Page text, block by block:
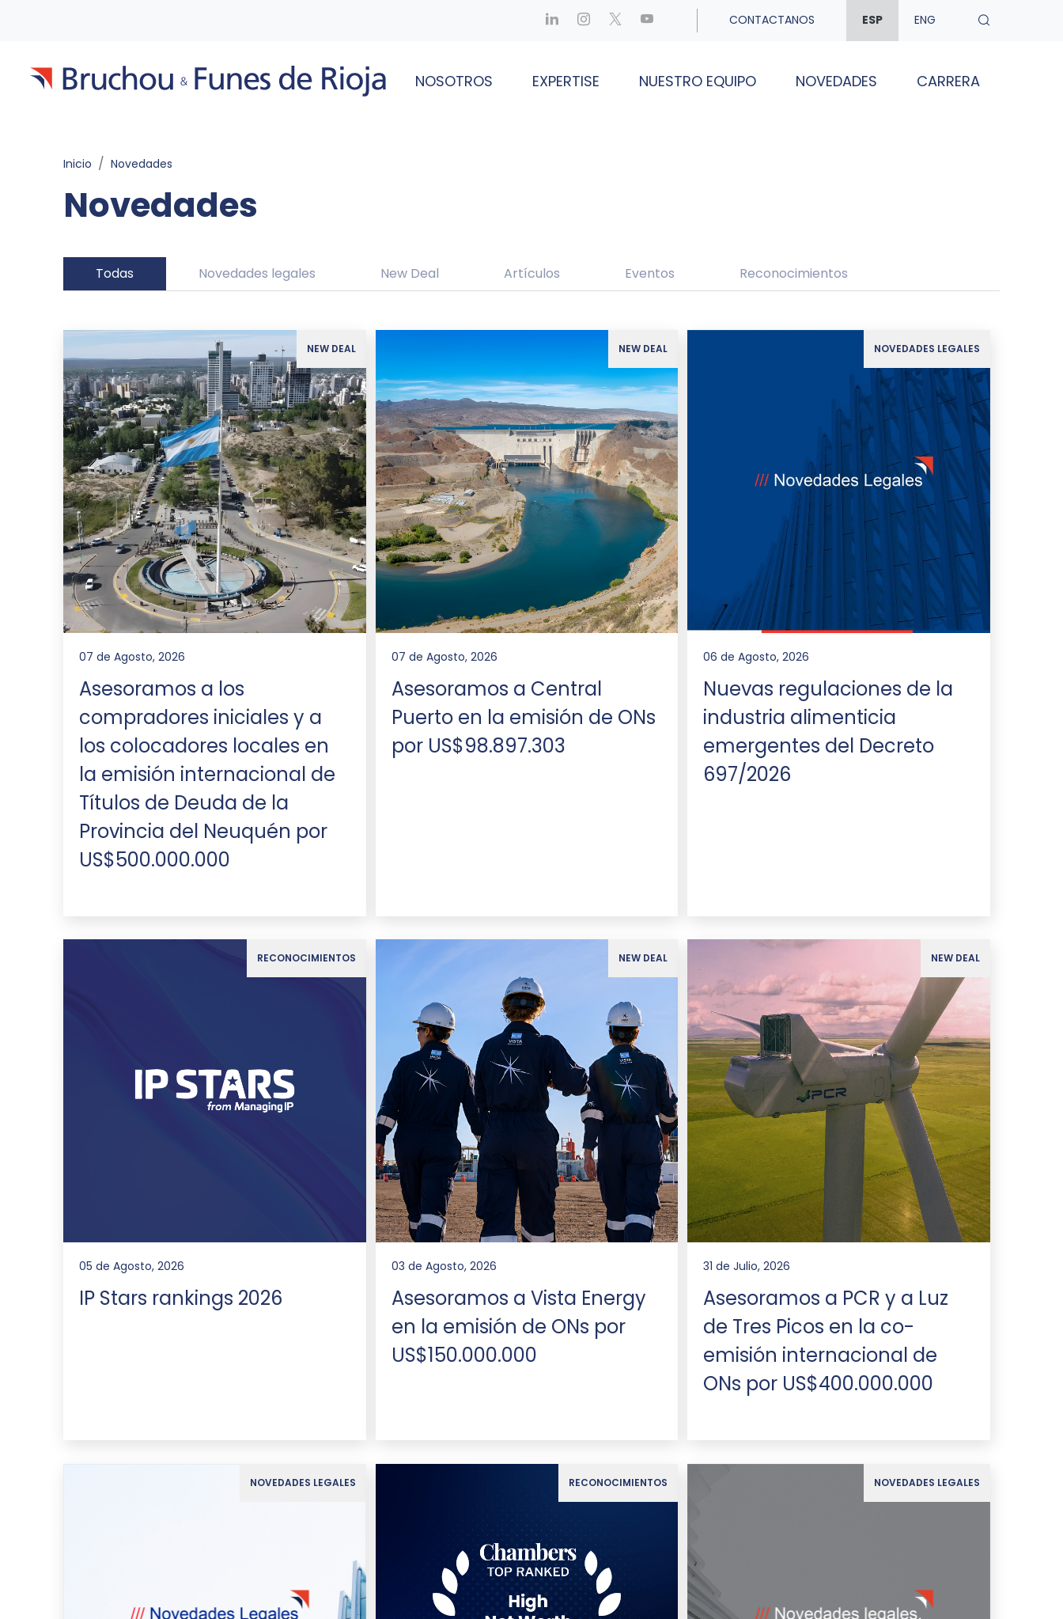
CONTACTANOS ESP ENG
NOSOTROS EXPERTISE NUESTRO EQUIPO NOVEDADES CARRERA
Inicio Novedades
Novedades
Todas Novedades legales New Deal Artículos Eventos Reconocimientos
NEW DEAL
07 de Agosto, 2026
Asesoramos a los
compradores iniciales y a
los colocadores locales en
la emisión internacional de
Títulos de Deuda de la
Provincia del Neuquén por
US$500.000.000
NEW DEAL
07 de Agosto, 2026
Asesoramos a Central
Puerto en la emisión de ONs
por US$98.897.303
NOVEDADES LEGALES
06 de Agosto, 2026
Nuevas regulaciones de la
industria alimenticia
emergentes del Decreto
697/2026
RECONOCIMIENTOS
05 de Agosto, 2026
IP Stars rankings 2026
NEW DEAL
03 de Agosto, 2026
Asesoramos a Vista Energy
en la emisión de ONs por
US$150.000.000
NEW DEAL
31 de Julio, 2026
Asesoramos a PCR y a Luz
de Tres Picos en la co-
emisión internacional de
ONs por US$400.000.000
NOVEDADES LEGALES RECONOCIMIENTOS NOVEDADES LEGALES